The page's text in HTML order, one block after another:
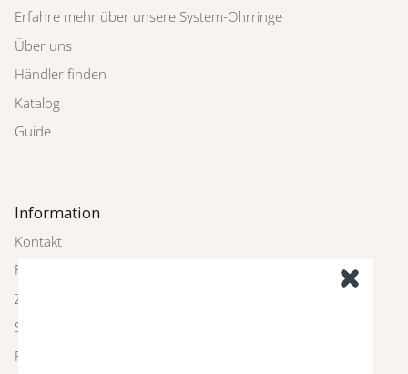
Erfahre mehr über unsere System-Ohrringe
Über uns
Händler finden
Katalog
Guide
Information
Kontakt
Rückgabe
Zahlung und Versand
Schmuckpflege
FAQ